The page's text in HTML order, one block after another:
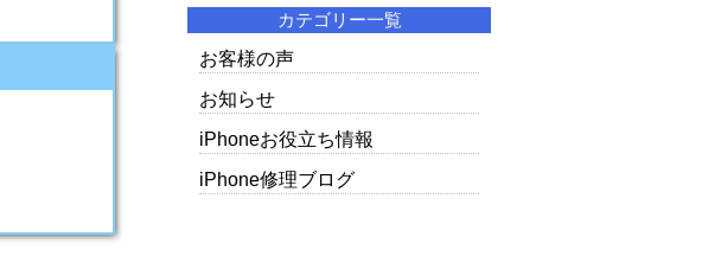
カテゴリー一覧
お客様の声
お知らせ
iPhoneお役立ち情報
iPhone修理ブログ